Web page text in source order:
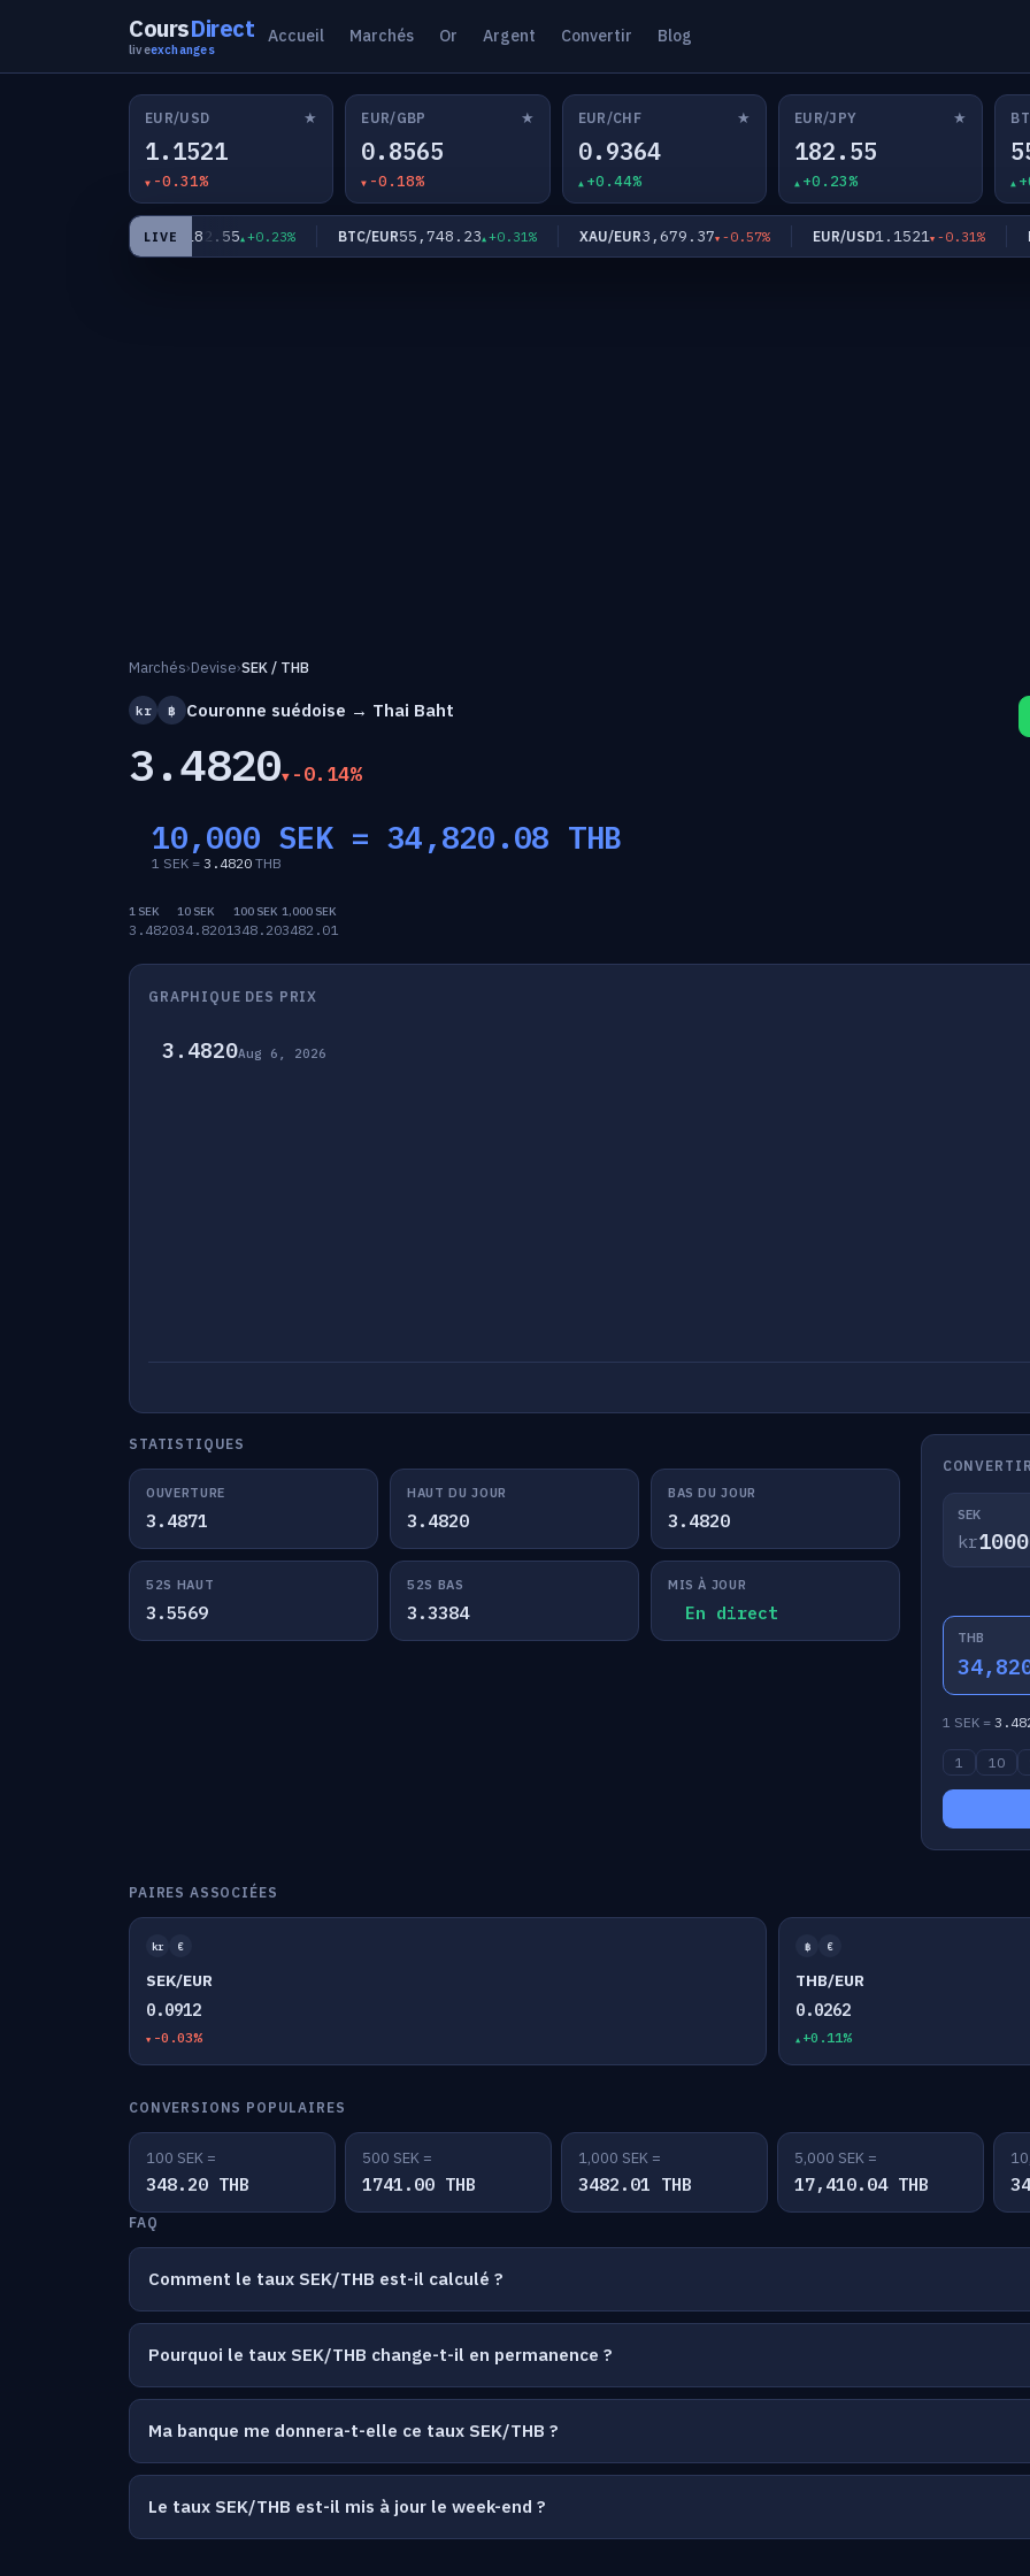
CoursDirect
liveexchanges
Accueil Marchés Or Argent Convertir Blog
EUR/USD ★
1.1521
-0.31%
EUR/GBP ★
0.8565
-0.18%
EUR/CHF ★
0.9364
+0.44%
EUR/JPY ★
182.55
+0.23%
LIVE
EUR/JPY182.55 +0.23% BTC/EUR55,748.23 +0.31% XAU/EUR3,679.37 -0.57% EUR/USD1.1521 -0.31%
Marchés›Devise›SEK / THB
kr ฿ Couronne suédoise → Thai Baht
3.4820 -0.14%
10,000 SEK = 34,820.08 THB
1 SEK = 3.4820 THB
1 SEK
3.4820
10 SEK
34.8201
100 SEK
348.20
1,000 SEK
3482.01
GRAPHIQUE DES PRIX
3.4820Aug 6, 2026
STATISTIQUES
OUVERTURE
3.4871
HAUT DU JOUR
3.4820
BAS DU JOUR
3.4820
52S HAUT
3.5569
52S BAS
3.3384
MIS À JOUR
En direct
SEK
kr
THB
1 SEK =
1 10
PAIRES ASSOCIÉES
kr €
SEK/EUR
0.0912
-0.03%
฿ €
THB/EUR
0.0262
+0.11%
CONVERSIONS POPULAIRES
100 SEK =
348.20 THB
500 SEK =
1741.00 THB
1,000 SEK =
3482.01 THB
5,000 SEK =
17,410.04 THB
FAQ
Comment le taux SEK/THB est-il calculé ?
Pourquoi le taux SEK/THB change-t-il en permanence ?
Ma banque me donnera-t-elle ce taux SEK/THB ?
Le taux SEK/THB est-il mis à jour le week-end ?